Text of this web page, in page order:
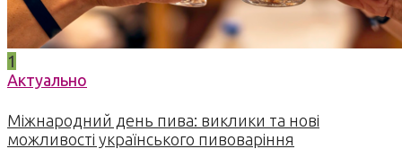
1
Актуально
Міжнародний день пива: виклики та нові
можливості українського пивоваріння